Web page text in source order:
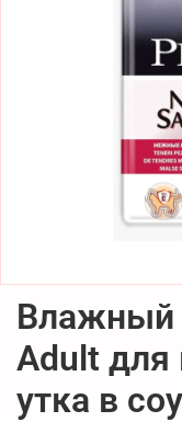
Влажный
Adult для
утка в